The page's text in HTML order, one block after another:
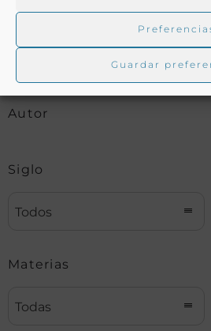
Guardar
Buscar
Autor
Siglo
Todos
Materias
Todas